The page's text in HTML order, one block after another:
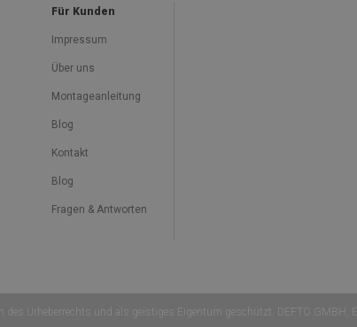
Für Kunden
Impressum
Über uns
Montageanleitung
Blog
Kontakt
Blog
Fragen & Antworten
Urheberrechts und als geistiges Eigentum geschützt. DEFTO